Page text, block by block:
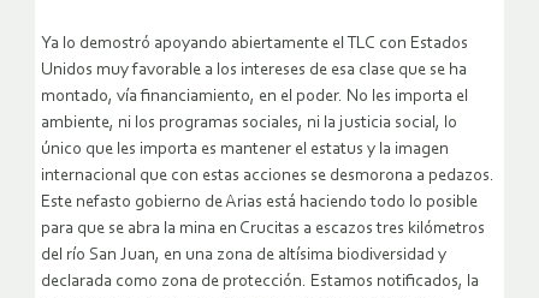
Ya lo demostró apoyando abiertamente el TLC con Estados
Unidos muy favorable a los intereses de esa clase que se ha
montado, vía financiamiento, en el poder. No les importa el
ambiente, ni los programas sociales, ni la justicia social, lo
único que les importa es mantener el estatus y la imagen
internacional que con estas acciones se desmorona a pedazos.
Este nefasto gobierno de Arias está haciendo todo lo posible
para que se abra la mina en Crucitas a escazos tres kilómetros
del río San Juan, en una zona de altísima biodiversidad y
declarada como zona de protección. Estamos notificados, la